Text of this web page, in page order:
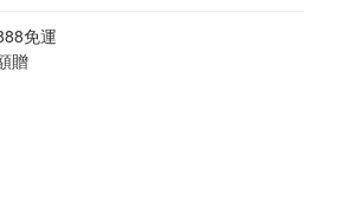
免運
贈